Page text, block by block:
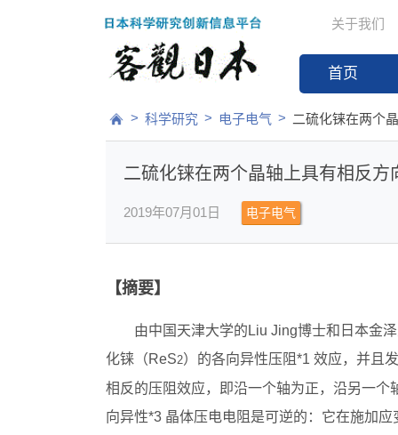
关于我们
首页
> 科学研究 > 电子电气 > 二硫化铼在两个
二硫化铼在两个晶轴上具有相反方
2019年07月01日 电子电气
【摘要】
由中国天津大学的Liu Jing博士和日本金
化铼（ReS2）的各向异性压阻*1 效应，并且
相反的压阻效应，即沿一个轴为正，沿另一
向异性*3 晶体压电电阻是可逆的：它在施加